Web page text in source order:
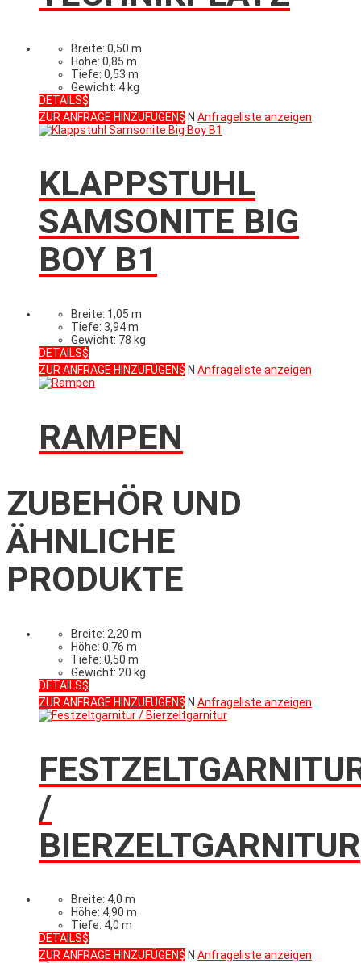
Breite: 0,50 m
Höhe: 0,85 m
Tiefe: 0,53 m
Gewicht: 4 kg
DETAILS
ZUR ANFRAGE HINZUFÜGEN
N Anfrageliste anzeigen
KLAPPSTUHL
SAMSONITE BIG
BOY B1
Breite: 1,05 m
Tiefe: 3,94 m
Gewicht: 78 kg
DETAILS
ZUR ANFRAGE HINZUFÜGEN
N Anfrageliste anzeigen
RAMPEN
ZUBEHÖR UND
ÄHNLICHE
PRODUKTE
Breite: 2,20 m
Höhe: 0,76 m
Tiefe: 0,50 m
Gewicht: 20 kg
DETAILS
ZUR ANFRAGE HINZUFÜGEN
N Anfrageliste anzeigen
/
BIERZELTGARNITUR
Breite: 4,0 m
Höhe: 4,90 m
Tiefe: 4,0 m
DETAILS
ZUR ANFRAGE HINZUFÜGEN
N Anfrageliste anzeigen